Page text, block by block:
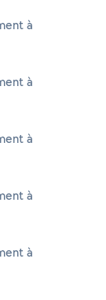
à
à
à
à
à